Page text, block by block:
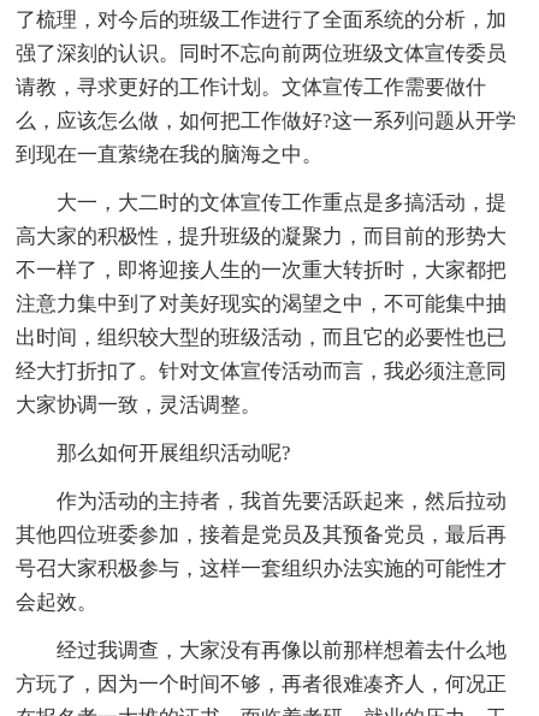
了梳理，对今后的班级工作进行了全面系统的分析，加
强了深刻的认识。同时不忘向前两位班级文体宣传委员
请教，寻求更好的工作计划。文体宣传工作需要做什
么，应该怎么做，如何把工作做好?这一系列问题从开学
到现在一直萦绕在我的脑海之中。
大一，大二时的文体宣传工作重点是多搞活动，提
高大家的积极性，提升班级的凝聚力，而目前的形势大
不一样了，即将迎接人生的一次重大转折时，大家都把
注意力集中到了对美好现实的渴望之中，不可能集中抽
出时间，组织较大型的班级活动，而且它的必要性也已
经大打折扣了。针对文体宣传活动而言，我必须注意同
大家协调一致，灵活调整。
那么如何开展组织活动呢?
作为活动的主持者，我首先要活跃起来，然后拉动
其他四位班委参加，接着是党员及其预备党员，最后再
号召大家积极参与，这样一套组织办法实施的可能性才
会起效。
经过我调查，大家没有再像以前那样想着去什么地
方玩了，因为一个时间不够，再者很难凑齐人，何况正